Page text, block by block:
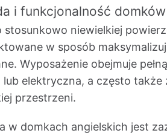
i funkcjonalność
stosunkowo niewielkiej
w sposób
Wyposażenie obejmuje
lub elektryczna, a często
przestrzeni.
w domkach angielskich jest